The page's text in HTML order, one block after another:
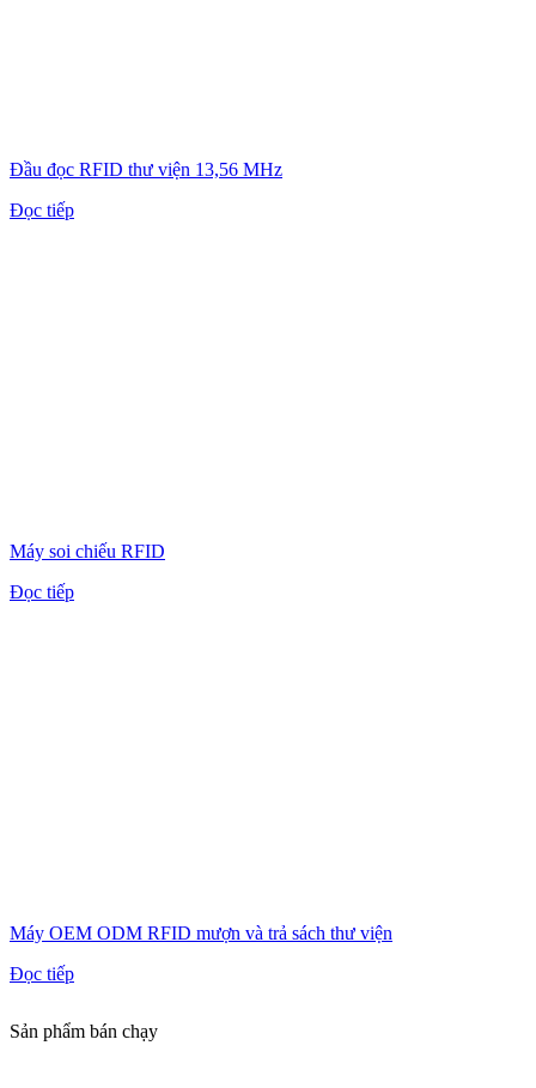
Đầu đọc RFID thư viện 13,56 MHz
Đọc tiếp
Máy soi chiếu RFID
Đọc tiếp
Máy OEM ODM RFID mượn và trả sách thư viện
Đọc tiếp
Sản phẩm bán chạy